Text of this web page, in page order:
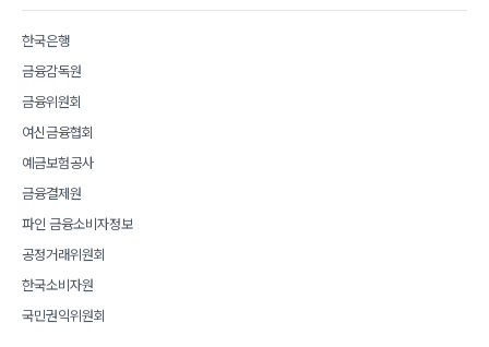
한국은행
금융감독원
금융위원회
여신금융협회
예금보험공사
금융결제원
파인 금융소비자정보
공정거래위원회
한국소비자원
국민권익위원회